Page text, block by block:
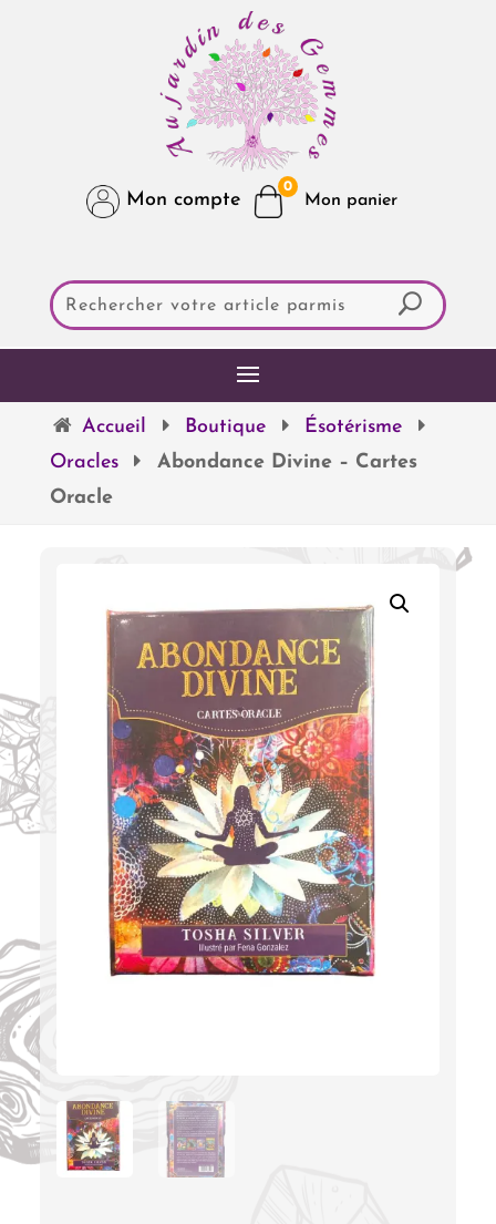
Mon compte
0
Accueil Boutique
Ésotérisme
Oracles
Abondance Divine – Cartes
Oracle